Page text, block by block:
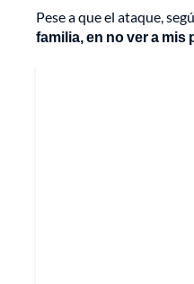
Pese a que el ataque,
familia, en no ver a mis